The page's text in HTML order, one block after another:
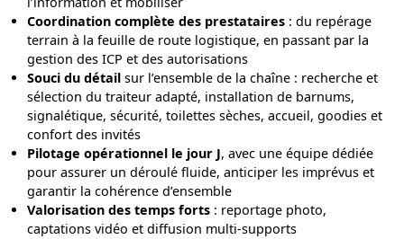
Coordination complète des prestataires : du repérage
terrain à la feuille de route logistique, en passant par la
gestion des ICP et des autorisations
Souci du détail sur l’ensemble de la chaîne : recherche et
sélection du traiteur adapté, installation de barnums,
signalétique, sécurité, toilettes sèches, accueil, goodies et
confort des invités
Pilotage opérationnel le jour J, avec une équipe dédiée
pour assurer un déroulé fluide, anticiper les imprévus et
garantir la cohérence d’ensemble
Valorisation des temps forts : reportage photo,
captations vidéo et diffusion multi-supports